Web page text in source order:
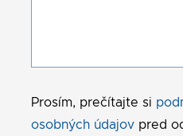
Prosím, prečítajte si
osobných údajov pred